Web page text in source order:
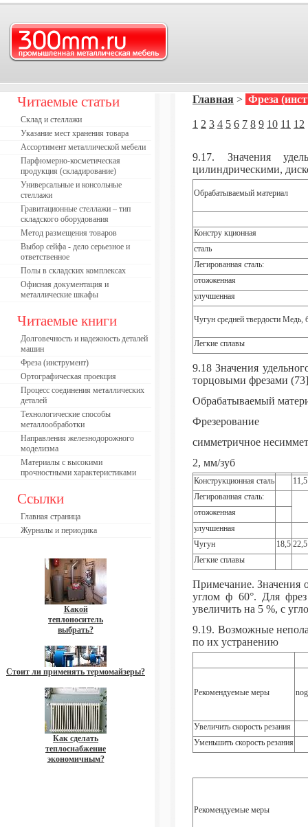
Читаемые статьи
Склад и стеллажи
Указание мест хранения товара
Ассортимент металлической мебели
Парфюмерно-косметическая
продукция (складирование)
Универсальные и консольные
стеллажи
Гравитационные стеллажи – тип
складского оборудования
Метод размещения товаров
Выбор сейфа - дело серьезное и
ответственное
Полы в складских комплексах
Офисная документация и
металлические шкафы
Читаемые книги
Долговечность и надежность деталей
машин
Фреза (инструмент)
Ортографическая проекция
Процесс соединения металлических
деталей
Технологические способы
металлообработки
Направления железнодорожного
моделизма
Материалы с высокими
прочностными характеристиками
Ссылки
Главная страница
Журналы и периодика
Какой
теплоноситель
выбрать?
Стоит ли применять термомайзеры?
Как сделать
теплоснабжение
экономичным?
Главная > Фреза
1 2 3 4 5 6 7 8 9 10 11 12
9.17. Значения
цилиндрическими,
Обрабатываемый материал
Констру кционная
сталь
Легированная сталь:
отожженная
улучшенная
Чугун средней твердости Медь,
Легкие сплавы
9.18 Значения
торцовыми фрезами (73]
Обрабатываемый
Фрезерование
симметричное
2, мм/зуб
Конструкционная сталь
11,5
Легированная сталь:
отожженная
улучшенная
Чугун
18,5 22,5
Легкие сплавы
Примечание. Значения
углом ф 60°. Для
увеличить на 5 %, с
9.19. Возможные
по их устранению
Рекомендуемые меры
Увеличить скорость резания
Уменьшить скорость резания
Рекомендуемые меры